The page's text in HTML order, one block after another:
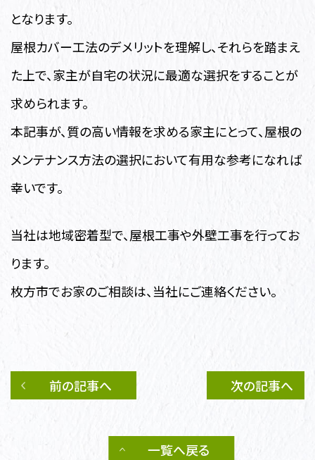
となります。
屋根カバー工法のデメリットを理解し、それらを踏まえ
た上で、家主が自宅の状況に最適な選択をすることが
求められます。
本記事が、質の高い情報を求める家主にとって、屋根の
メンテナンス方法の選択において有用な参考になれば
幸いです。
当社は地域密着型で、屋根工事や外壁工事を行ってお
ります。
枚方市でお家のご相談は、当社にご連絡ください。
前の記事へ
一覧へ戻る
次の記事へ